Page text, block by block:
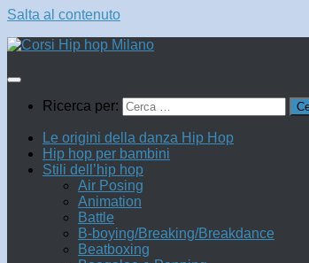
Salta al contenuto
Ricerca per:
Le origini della danza Hip Hop
Hip hop per bambini
Stili dell’hip hop
Air Posing
Animation
Battle
B-boying/Breaking/Breakdance
Beatboxing